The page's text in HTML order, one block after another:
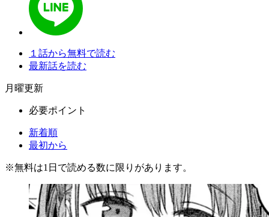
１話から無料で読む
最新話を読む
月曜更新
必要ポイント
新着順
最初から
※無料は1日で読める数に限りがあります。